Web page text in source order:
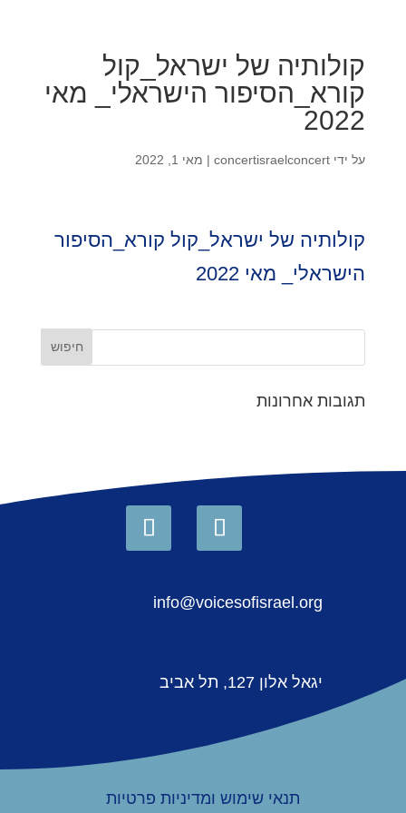
קולותיה של ישראל_קול
קורא_הסיפור הישראלי_ מאי
2022
על ידי concertisraelconcert
| מאי 1, 2022
קולותיה של ישראל_קול קורא_הסיפור
הישראלי_ מאי 2022
תגובות אחרונות
info@voicesofisrael.org
יגאל אלון 127, תל אביב
תנאי שימוש ומדיניות פרטיות